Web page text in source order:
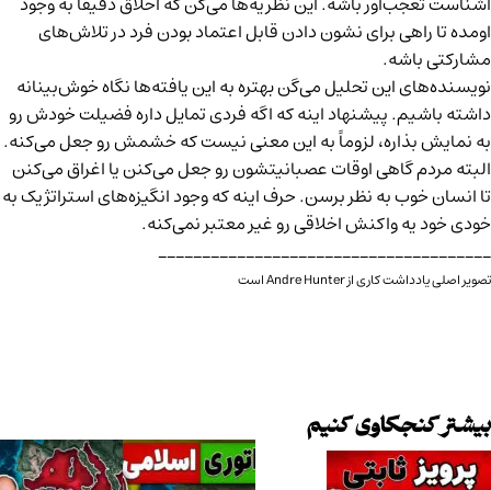
اومده تا راهی برای نشون دادن قابل اعتماد بودن فرد در تلاش‌های
مشارکتی باشه.
نویسنده‌های این تحلیل می‌گن بهتره به این یافته‌ها نگاه خوش‌بینانه
داشته باشیم. پیشنهاد اینه که اگه فردی تمایل داره فضیلت خودش رو
به نمایش بذاره، لزوماً به این معنی نیست که خشمش رو جعل می‌کنه.
البته مردم گاهی اوقات عصبانیتشون رو جعل می‌کنن یا اغراق می‌کنن
تا انسان خوب به نظر برسن. حرف اینه که وجود انگیزه‌های استراتژیک به
خودی خود یه واکنش اخلاقی رو غیر معتبر نمی‌کنه.
______________________________________
تصویر اصلی یادداشت کاری ازAndre Hunterاست
بیشتر کنجکاوی کنیم